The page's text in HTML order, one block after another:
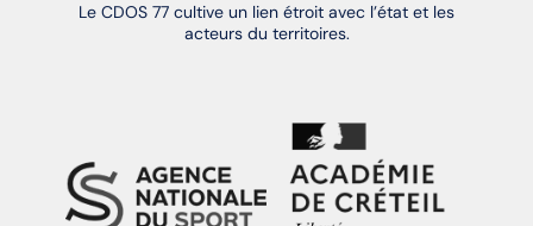
Le CDOS 77 cultive un lien étroit avec l’état et les
acteurs du territoires.